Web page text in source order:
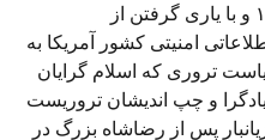
در سال ۱۳۳۵ و با یاری گرفتن از
امنیتی کشور آمریکا به
تروری که اسلام گرایان
و چپ اندیشان تروریست
پس از رضاشاه بزرگ در